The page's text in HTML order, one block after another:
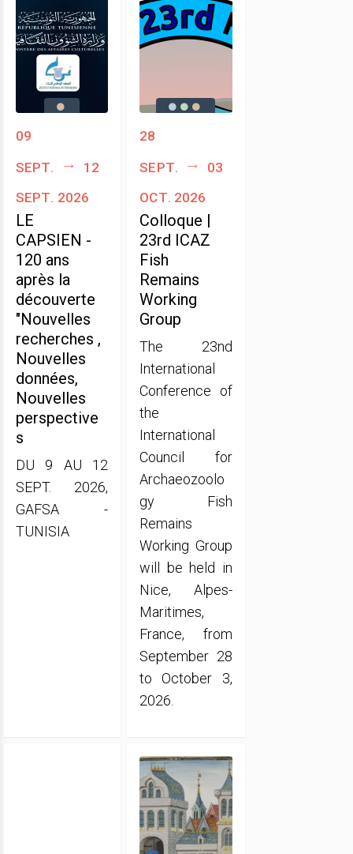
09
sept.
12
sept. 2026
LE
CAPSIEN -
120 ans
après la
découverte
"Nouvelles
recherches ,
Nouvelles
données,
Nouvelles
perspective
s
DU 9 AU 12
SEPT. 2026,
GAFSA -
TUNISIA
28
sept.
03
oct. 2026
Colloque |
23rd ICAZ
Fish
Remains
Working
Group
The 23nd
International
Conference of
the
International
Council for
Archaeozoolo
gy Fish
Remains
Working Group
will be held in
Nice, Alpes-
Maritimes,
France, from
September 28
to October 3,
2026.